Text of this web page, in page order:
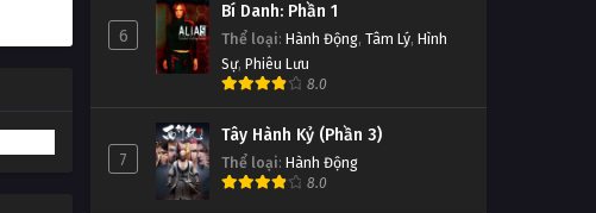
6
Bí Danh: Phần 1
Thể loại: Hành Động, Tâm Lý, Hình
Sự, Phiêu Lưu
8.0
7
Tây Hành Kỷ (Phần 3)
Thể loại: Hành Động
8.0